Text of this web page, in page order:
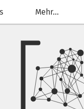
Mehr...